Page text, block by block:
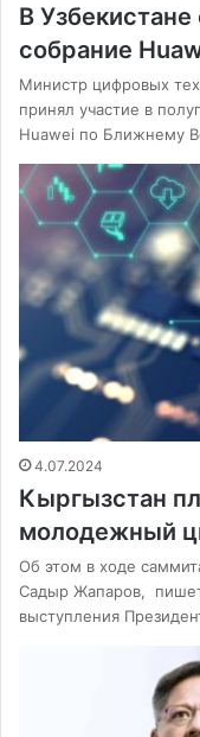
В
собрание
Министр цифровых
принял участие в
Huawei по Ближнему
4.07.2024
Кыргызстан
молодежный
Об этом в ходе
Садыр Жапаров, пишет
выступления